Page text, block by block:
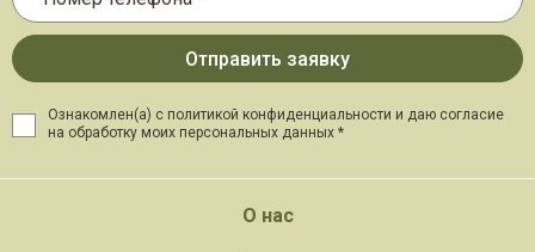
Ознакомлен(а) с политикой конфиденциальности и даю согласие
на обработку моих персональных данных *
О нас